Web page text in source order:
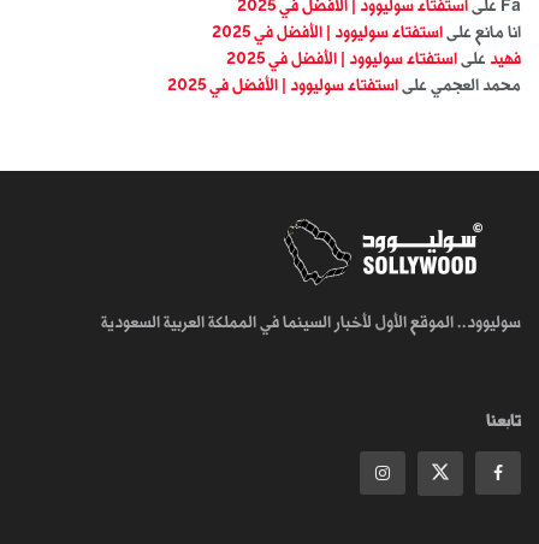
Fa على استفتاء سوليوود | الأفضل في 2025
انا مانع على استفتاء سوليوود | الأفضل في 2025
فهيد على استفتاء سوليوود | الأفضل في 2025
محمد العجمي على استفتاء سوليوود | الأفضل في 2025
سوليوود.. الموقع الأول لأخبار السينما في المملكة العربية السعودية
تابعنا